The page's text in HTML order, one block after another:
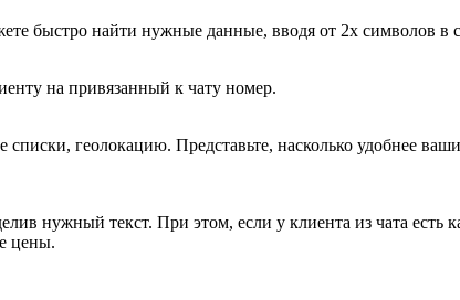
быстро найти нужные данные, вводя от 2х символов в
на привязанный к чату номер.
геолокацию. Представьте, насколько удобнее
нужный текст. При этом, если у клиента из чата есть
цены.